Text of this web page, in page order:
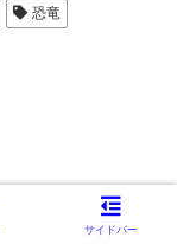
恐竜
サイドバー